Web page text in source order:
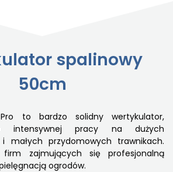
spalinowy
50cm
to bardzo solidny wertykulator,
intensywnej pracy na dużych
małych przydomowych trawnikach.
firm zajmujących się profesjonalną
ogrodów.